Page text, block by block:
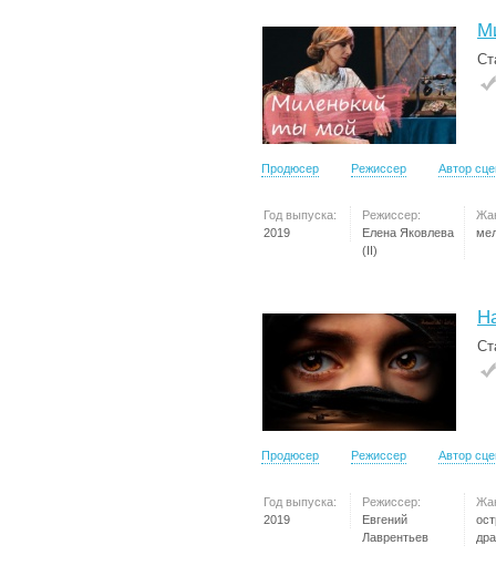
Продюсер Режиссер Автор
Год выпуска:
2019
Режиссер:
Елена Яковлева
(II)
Продюсер Режиссер Автор
Год выпуска:
2019
Режиссер:
Евгений
Лаврентьев